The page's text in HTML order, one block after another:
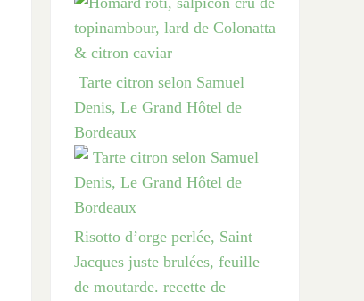
Tarte citron selon Samuel
Denis, Le Grand Hôtel de
Bordeaux
Risotto d’orge perlée, Saint
Jacques juste brulées, feuille
de moutarde. recette de